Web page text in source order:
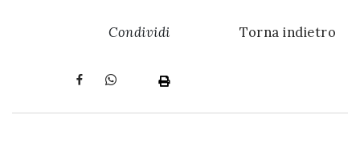
Condividi Torna indietro
newsletter: